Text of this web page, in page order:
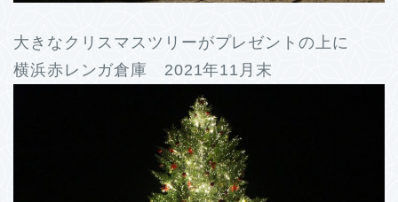
大きなクリスマスツリーがプレゼントの上に
横浜赤レンガ倉庫 2021年11月末